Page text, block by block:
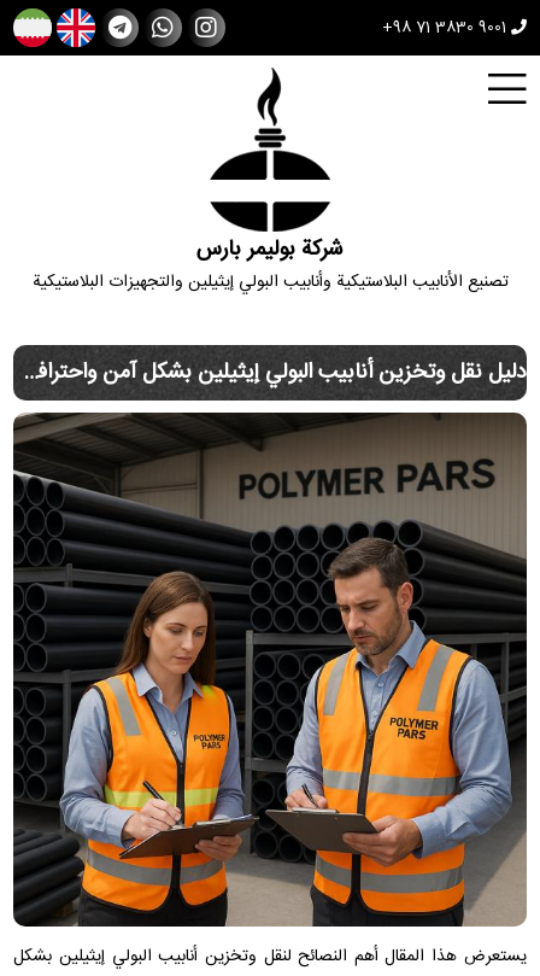
+98 71 3830 9001
شركة بوليمر بارس
تصنيع الأنابيب البلاستيكية وأنابيب البولي إيثيلين والتجهيزات البلاستيكية
دليل نقل وتخزين أنابيب البولي إيثيلين بشكل آمن واحترافي مع نصائح بوليمر بارس
يستعرض هذا المقال أهم النصائح لنقل وتخزين أنابيب البولي إيثيلين بشكل